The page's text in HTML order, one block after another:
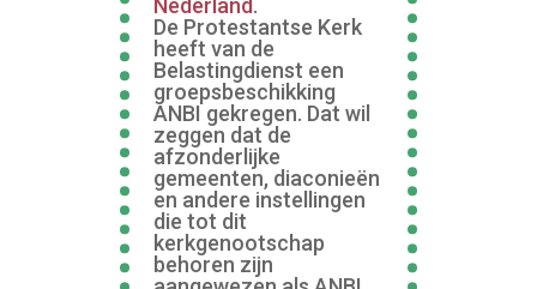
Nederland.
De Protestantse Kerk
heeft van de
Belastingdienst een
groepsbeschikking
ANBI gekregen. Dat wil
zeggen dat de
afzonderlijke
gemeenten, diaconieën
en andere instellingen
die tot dit
kerkgenootschap
behoren zijn